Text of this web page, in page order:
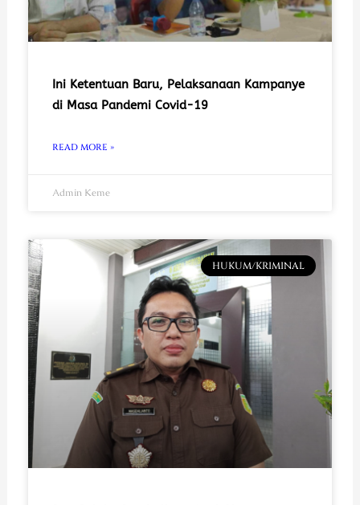
Ini Ketentuan Baru, Pelaksanaan Kampanye
di Masa Pandemi Covid-19
READ MORE »
Admin Keme
HUKUM/KRIMINAL